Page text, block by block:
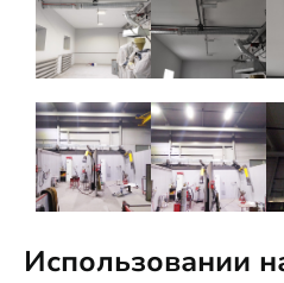
Использовании